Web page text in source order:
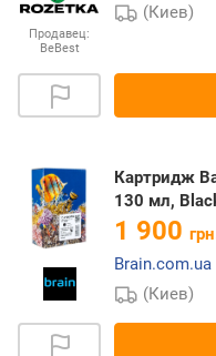
Продавец:
BeBest
(Киев)
Картридж
130 мл,
1 900
Brain.com.ua
(Киев)